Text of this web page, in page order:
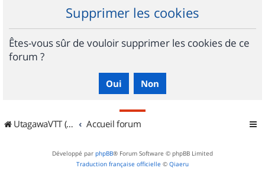
Supprimer les cookies
Êtes-vous sûr de vouloir supprimer les cookies de ce
forum ?
UtagawaVTT (Randos VTT et VTTAE avec traces GPS) Accueil forum
Développé par phpBB® Forum Software © phpBB Limited
Traduction française officielle © Qiaeru